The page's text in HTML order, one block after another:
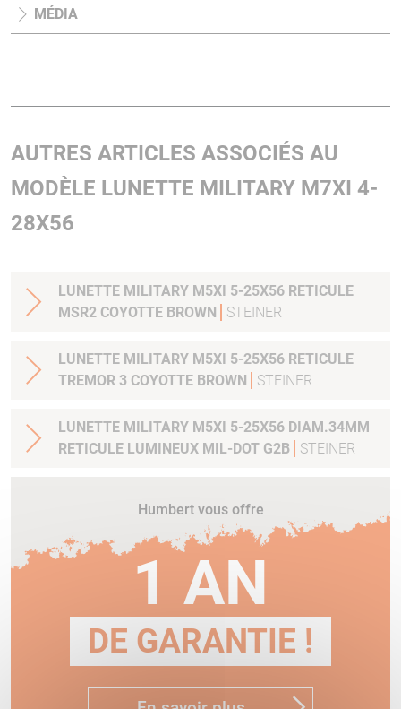
MÉDIA
AUTRES ARTICLES ASSOCIÉS AU
MODÈLE LUNETTE MILITARY M7XI 4-
28X56
LUNETTE MILITARY M5XI 5-25X56 RETICULE
MSR2 COYOTTE BROWN
STEINER
LUNETTE MILITARY M5XI 5-25X56 RETICULE
TREMOR 3 COYOTTE BROWN
STEINER
LUNETTE MILITARY M5XI 5-25X56 DIAM.34MM
RETICULE LUMINEUX MIL-DOT G2B
STEINER
Humbert vous offre
1 AN
DE GARANTIE !